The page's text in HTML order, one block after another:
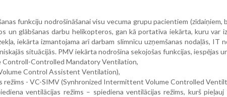
funkciju nodrošināšanai visu vecuma grupu pacientiem
un glābšanas darbu helikopteros, gan kā portatīva iekārta, kuru var
iekārta izmantojama arī darbam slimnīcu uzņemšanas nodaļās,
situācijās. PMV iekārta nodrošina sekojošas funkcijas, iespējas
Controll-Controlled Mandatory Ventilation,
Control Assistent Ventilation),
- VC-SIMV (Synhronized Intermittent Volume Controlled
ventilācijas režīms – spiediena ventilācijas režīms, kurš